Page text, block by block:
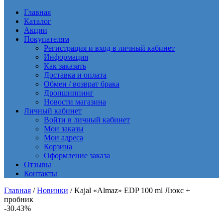
Главная
Каталог
Акции
Покупателям
Регистрация и вход в личный кабинет
Информация
Как заказать
Доставка и оплата
Обмен / возврат брака
Дропшиппинг
Новости магазина
Личный кабинет
Войти в личный кабинет
Мои заказы
Мои адреса
Корзина
Оформление заказа
Отзывы
Контакты
Главная /Новинки / Kajal «Almaz» EDP 100 ml Люкс +
пробник
-30.43%